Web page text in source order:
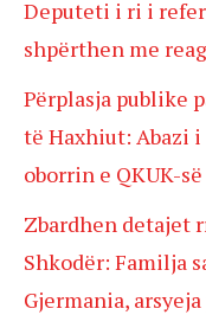
Deputeti i ri i
shpërthen me
Përplasja publike
të Haxhiut: Abazi
oborrin e QKUK-së
Zbardhen detajet
Shkodër: Familja
Gjermania,